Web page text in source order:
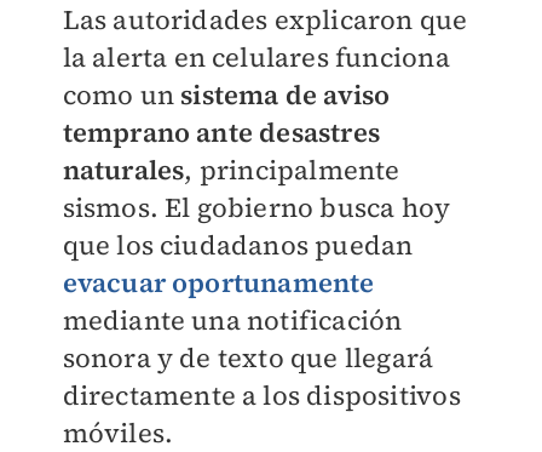
Las autoridades explicaron que
la alerta en celulares funciona
como un sistema de aviso
temprano ante desastres
naturales, principalmente
sismos. El gobierno busca hoy
que los ciudadanos puedan
evacuar oportunamente
mediante una notificación
sonora y de texto que llegará
directamente a los dispositivos
móviles.